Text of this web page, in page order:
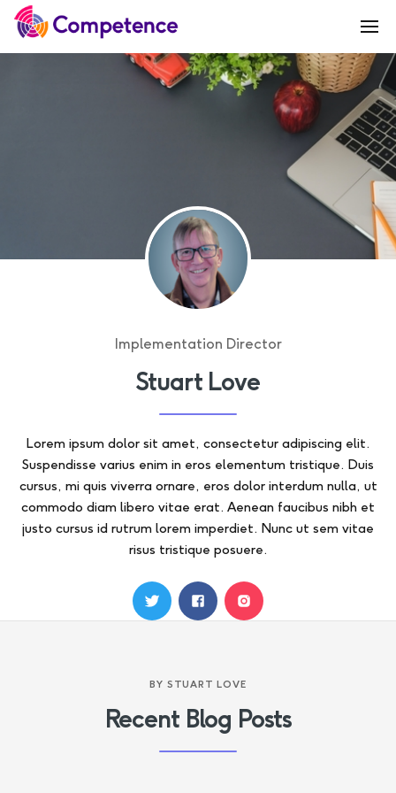
Implementation Director
Stuart Love
Lorem ipsum dolor sit amet, consectetur adipiscing elit.
Suspendisse varius enim in eros elementum tristique. Duis
cursus, mi quis viverra ornare, eros dolor interdum nulla, ut
commodo diam libero vitae erat. Aenean faucibus nibh et
justo cursus id rutrum lorem imperdiet. Nunc ut sem vitae
risus tristique posuere.
BY STUART LOVE
Recent Blog Posts